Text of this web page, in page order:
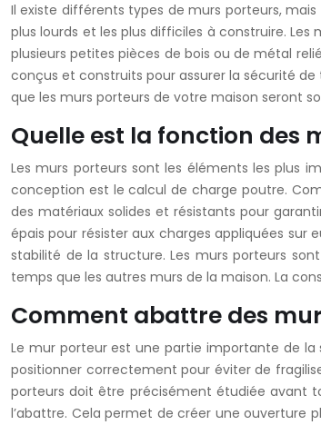
Il existe différents types de murs porteurs,
plus lourds et les plus difficiles à construire.
plusieurs petites pièces de bois ou de métal
conçus et construits pour assurer la sécurité
que les murs porteurs de votre maison seront
Quelle est la fonction des
Les murs porteurs sont les éléments les plus
conception est le calcul de charge poutre.
des matériaux solides et résistants pour
épais pour résister aux charges appliquées
stabilité de la structure. Les murs porteurs
temps que les autres murs de la maison. La
Comment abattre des
Le mur porteur est une partie importante de la
positionner correctement pour éviter de
porteurs doit être précisément étudiée avant
l’abattre. Cela permet de créer une ouverture